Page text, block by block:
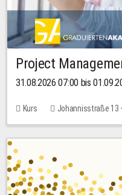
Project
31.08.2026 07:00 bis
Kurs
Johannisstraße 13
Keine freien Plätze